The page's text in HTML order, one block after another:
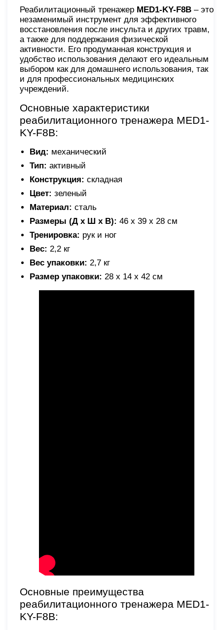
Реабилитационный тренажер MED1-KY-F8B – это
незаменимый инструмент для эффективного
восстановления после инсульта и других травм,
а также для поддержания физической
активности. Его продуманная конструкция и
удобство использования делают его идеальным
выбором как для домашнего использования, так
и для профессиональных медицинских
учреждений.
Основные характеристики
реабилитационного тренажера MED1-
KY-F8B:
Вид: механический
Тип: активный
Конструкция: складная
Цвет: зеленый
Материал: сталь
Размеры (Д х Ш х В): 46 х 39 х 28 см
Тренировка: рук и ног
Вес: 2,2 кг
Вес упаковки: 2,7 кг
Размер упаковки: 28 х 14 х 42 см
Основные преимущества
реабилитационного тренажера MED1-
KY-F8B: